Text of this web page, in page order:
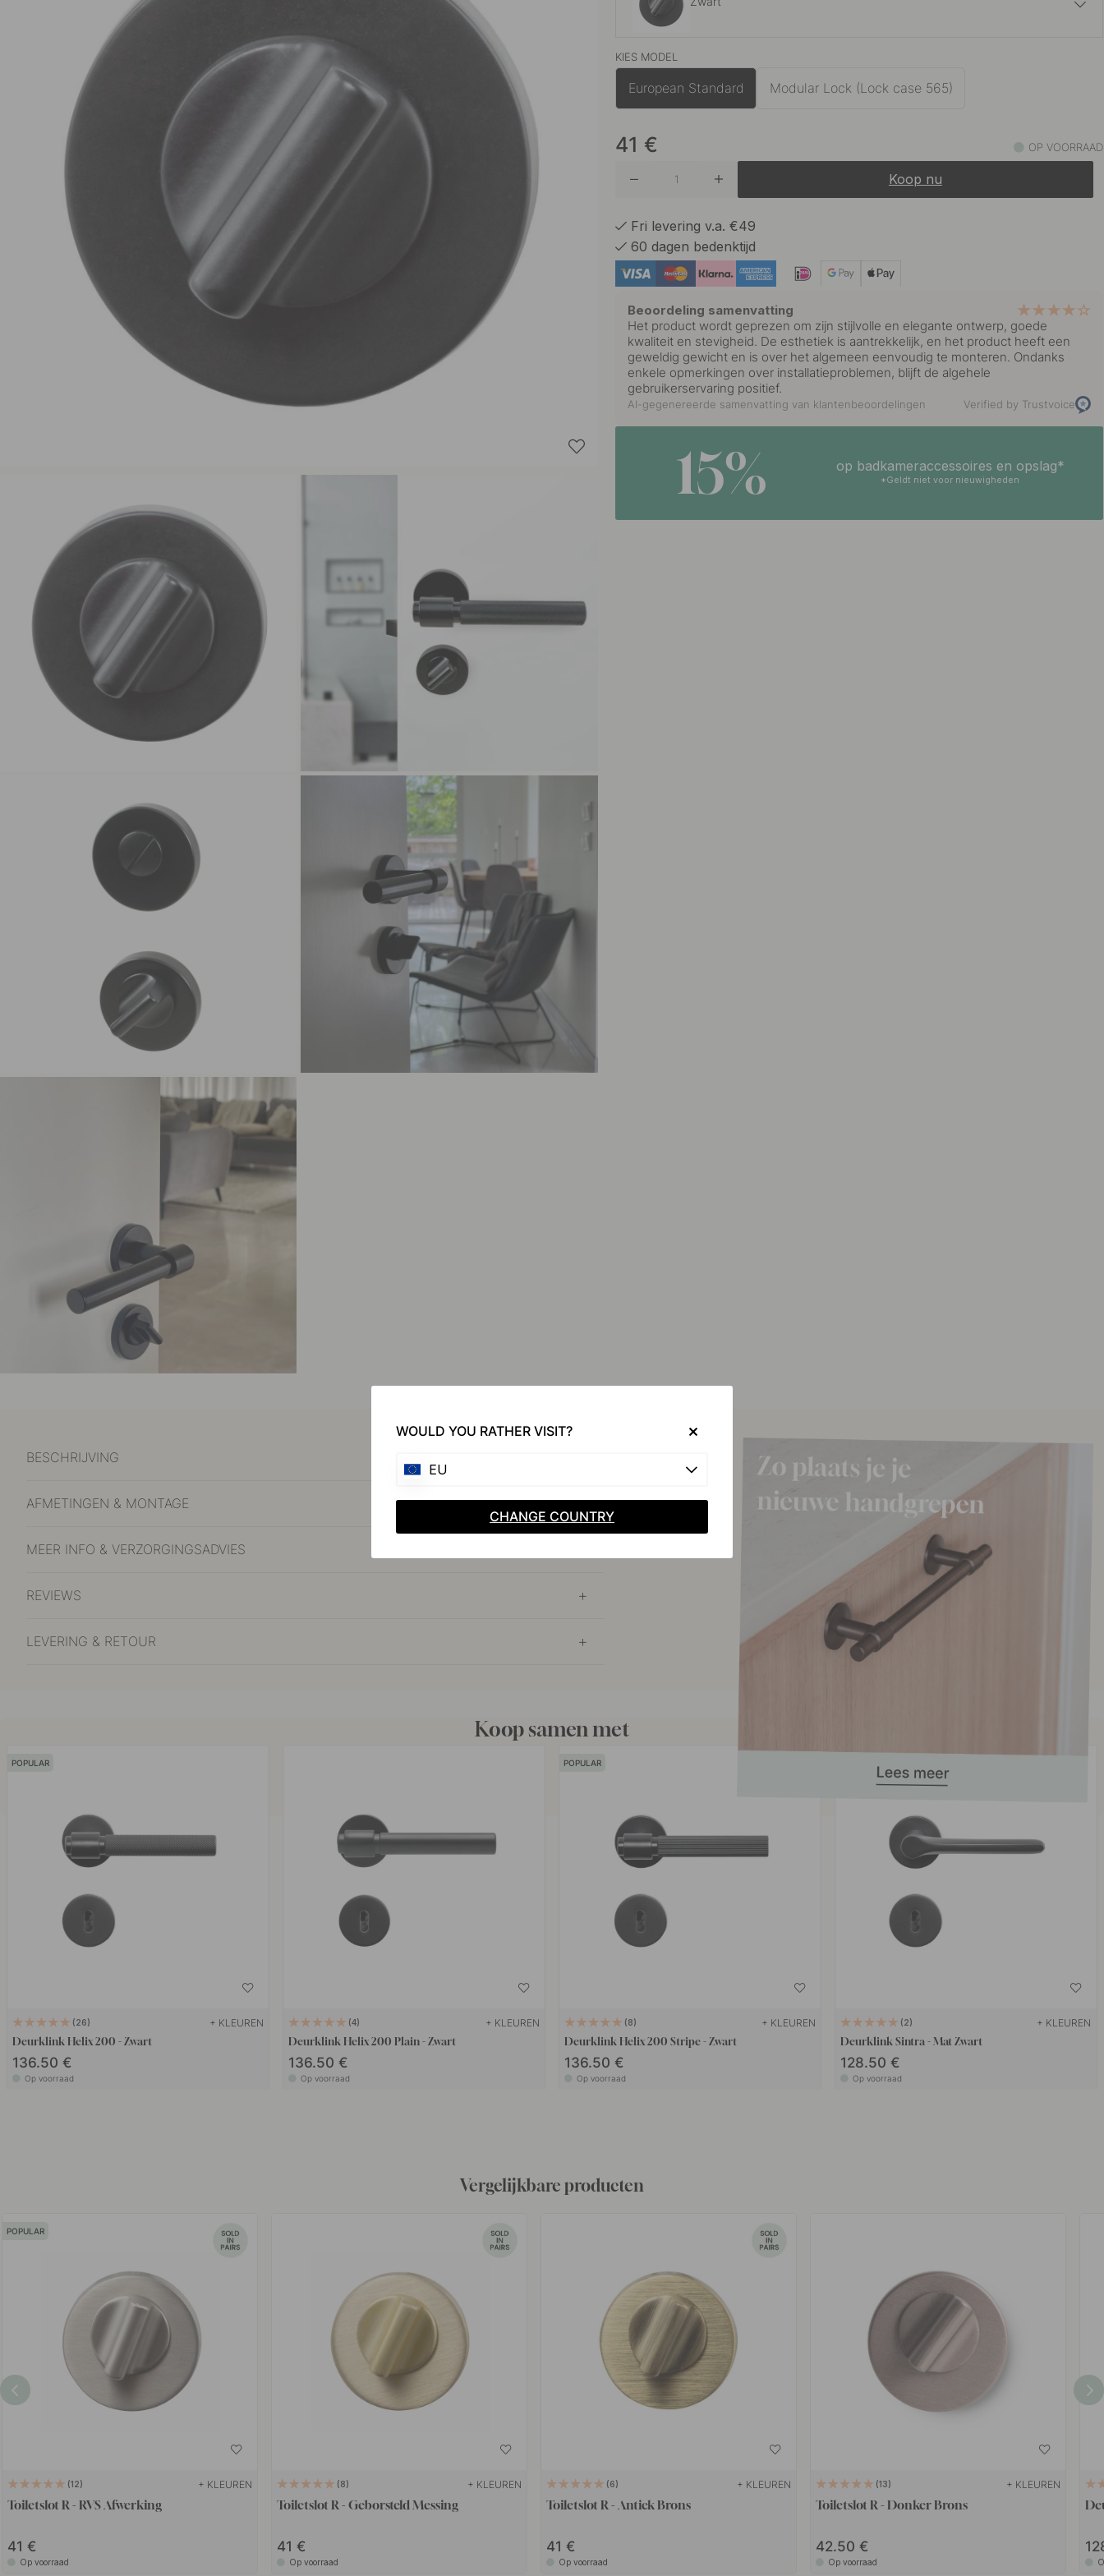
Antiek Brons
Op voorraad
41 €
KIES MODEL
European Standard Modular Lock (Lock case 565)
41 € OP VOORRAAD
Koop nu
Fri levering v.a. €49
60 dagen bedenktijd
Beoordeling samenvatting
Het product wordt geprezen om zijn stijlvolle en elegante ontwerp, goede
kwaliteit en stevigheid. De esthetiek is aantrekkelijk, en het product heeft een
geweldig gewicht en is over het algemeen eenvoudig te monteren. Ondanks
enkele opmerkingen over installatieproblemen, blijft de algehele
gebruikerservaring positief.
AI-gegenereerde samenvatting van klantenbeoordelingen Verified by Trustvoice
15% op badkameraccessoires en opslag*
*Geldt niet voor nieuwigheden
BESCHRIJVING
AFMETINGEN & MONTAGE
MEER INFO & VERZORGINGSADVIES
REVIEWS
LEVERING & RETOUR
Koop samen met
POPULAR
26 + KLEUREN
Deurklink Helix 200 - Zwart
136.50 €
Op voorraad
4 + KLEUREN
Deurklink Helix 200 Plain - Zwart
136.50 €
Op voorraad
POPULAR
8 + KLEUREN
Deurklink Helix 200 Stripe - Zwart
136.50 €
Op voorraad
2 + KLEUREN
Deurklink Sintra - Mat Zwart
128.50 €
Op voorraad
Vergelijkbare producten
POPULAR
12 + KLEUREN
Toiletslot R - RVS Afwerking
41
Op voorraad
8 + KLEUREN
Toiletslot R - Geborsteld Messing
41
Op voorraad
6 + KLEUREN
Toiletslot R - Antiek Brons
41
Op voorraad
13 + KLEUREN
Toiletslot R - Donker Brons
42.50
Op voorraad
WOULD YOU RATHER VISIT?
EU
CHANGE COUNTRY